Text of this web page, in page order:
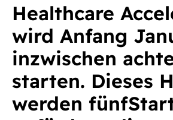
Healthcare
wird Anfang
inzwischen
starten. Dieses
werden